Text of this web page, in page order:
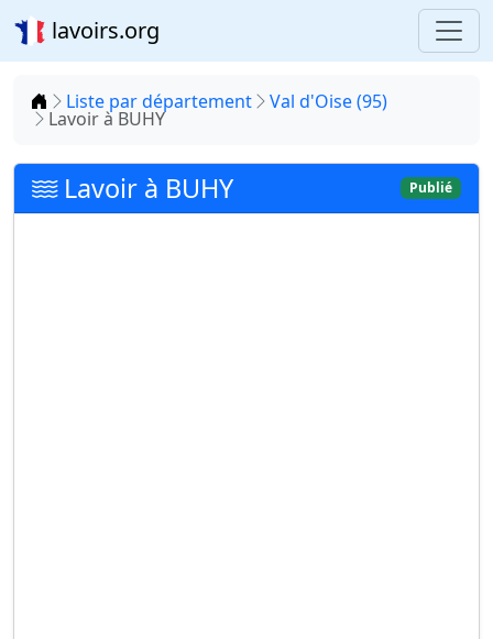
lavoirs.org
Accueil
Liste par département Val d'Oise (95)
Lavoir à BUHY
Lavoir à BUHY Publié